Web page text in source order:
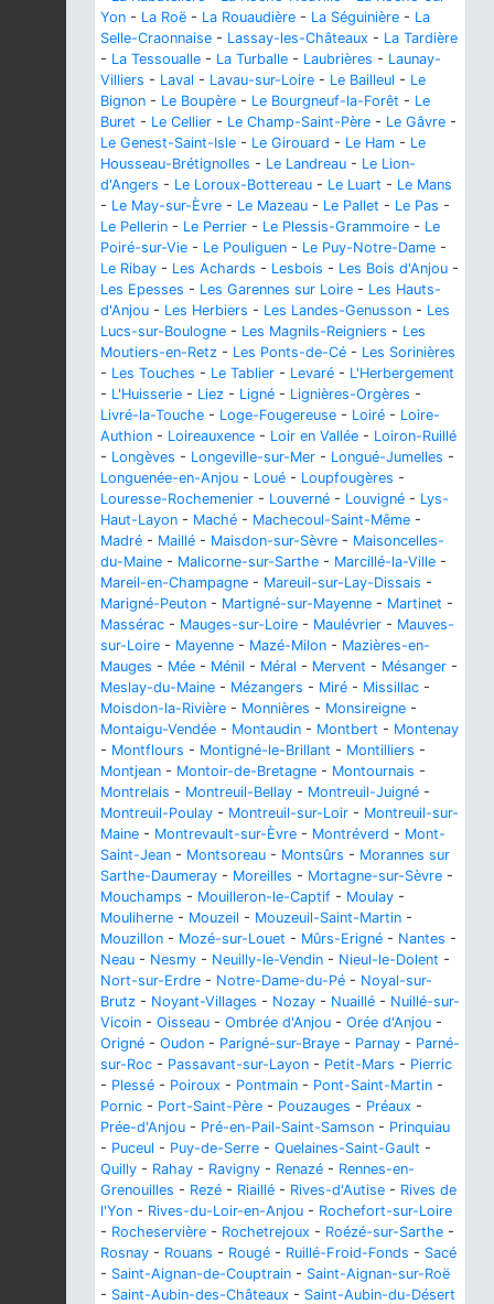
Yon - La Roë - La Rouaudière - La Séguinière - La
Selle-Craonnaise - Lassay-les-Châteaux - La Tardière
- La Tessoualle - La Turballe - Laubrières - Launay-
Villiers - Laval - Lavau-sur-Loire - Le Bailleul - Le
Bignon - Le Boupère - Le Bourgneuf-la-Forêt - Le
Buret - Le Cellier - Le Champ-Saint-Père - Le Gâvre -
Le Genest-Saint-Isle - Le Girouard - Le Ham - Le
Housseau-Brétignolles - Le Landreau - Le Lion-
d'Angers - Le Loroux-Bottereau - Le Luart - Le Mans
- Le May-sur-Èvre - Le Mazeau - Le Pallet - Le Pas -
Le Pellerin - Le Perrier - Le Plessis-Grammoire - Le
Poiré-sur-Vie - Le Pouliguen - Le Puy-Notre-Dame -
Le Ribay - Les Achards - Lesbois - Les Bois d'Anjou -
Les Epesses - Les Garennes sur Loire - Les Hauts-
d'Anjou - Les Herbiers - Les Landes-Genusson - Les
Lucs-sur-Boulogne - Les Magnils-Reigniers - Les
Moutiers-en-Retz - Les Ponts-de-Cé - Les Sorinières
- Les Touches - Le Tablier - Levaré - L'Herbergement
- L'Huisserie - Liez - Ligné - Lignières-Orgères -
Livré-la-Touche - Loge-Fougereuse - Loiré - Loire-
Authion - Loireauxence - Loir en Vallée - Loiron-Ruillé
- Longèves - Longeville-sur-Mer - Longué-Jumelles -
Longuenée-en-Anjou - Loué - Loupfougères -
Louresse-Rochemenier - Louverné - Louvigné - Lys-
Haut-Layon - Maché - Machecoul-Saint-Même -
Madré - Maillé - Maisdon-sur-Sèvre - Maisoncelles-
du-Maine - Malicorne-sur-Sarthe - Marcillé-la-Ville -
Mareil-en-Champagne - Mareuil-sur-Lay-Dissais -
Marigné-Peuton - Martigné-sur-Mayenne - Martinet -
Massérac - Mauges-sur-Loire - Maulévrier - Mauves-
sur-Loire - Mayenne - Mazé-Milon - Mazières-en-
Mauges - Mée - Ménil - Méral - Mervent - Mésanger -
Meslay-du-Maine - Mézangers - Miré - Missillac -
Moisdon-la-Rivière - Monnières - Monsireigne -
Montaigu-Vendée - Montaudin - Montbert - Montenay
- Montflours - Montigné-le-Brillant - Montilliers -
Montjean - Montoir-de-Bretagne - Montournais -
Montrelais - Montreuil-Bellay - Montreuil-Juigné -
Montreuil-Poulay - Montreuil-sur-Loir - Montreuil-sur-
Maine - Montrevault-sur-Èvre - Montréverd - Mont-
Saint-Jean - Montsoreau - Montsûrs - Morannes sur
Sarthe-Daumeray - Moreilles - Mortagne-sur-Sèvre -
Mouchamps - Mouilleron-le-Captif - Moulay -
Mouliherne - Mouzeil - Mouzeuil-Saint-Martin -
Mouzillon - Mozé-sur-Louet - Mûrs-Erigné - Nantes -
Neau - Nesmy - Neuilly-le-Vendin - Nieul-le-Dolent -
Nort-sur-Erdre - Notre-Dame-du-Pé - Noyal-sur-
Brutz - Noyant-Villages - Nozay - Nuaillé - Nuillé-sur-
Vicoin - Oisseau - Ombrée d'Anjou - Orée d'Anjou -
Origné - Oudon - Parigné-sur-Braye - Parnay - Parné-
sur-Roc - Passavant-sur-Layon - Petit-Mars - Pierric
- Plessé - Poiroux - Pontmain - Pont-Saint-Martin -
Pornic - Port-Saint-Père - Pouzauges - Préaux -
Prée-d'Anjou - Pré-en-Pail-Saint-Samson - Prinquiau
- Puceul - Puy-de-Serre - Quelaines-Saint-Gault -
Quilly - Rahay - Ravigny - Renazé - Rennes-en-
Grenouilles - Rezé - Riaillé - Rives-d'Autise - Rives de
l'Yon - Rives-du-Loir-en-Anjou - Rochefort-sur-Loire
- Rocheservière - Rochetrejoux - Roézé-sur-Sarthe -
Rosnay - Rouans - Rougé - Ruillé-Froid-Fonds - Sacé
- Saint-Aignan-de-Couptrain - Saint-Aignan-sur-Roë
- Saint-Aubin-des-Châteaux - Saint-Aubin-du-Désert